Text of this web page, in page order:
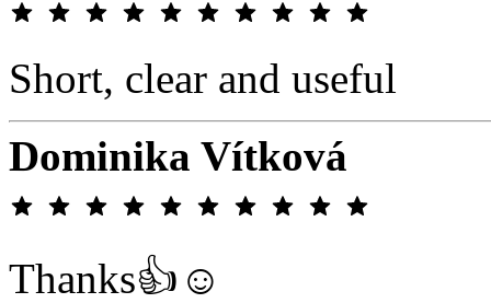
Short, clear and useful
Dominika Vítková
Thanks👍☺️